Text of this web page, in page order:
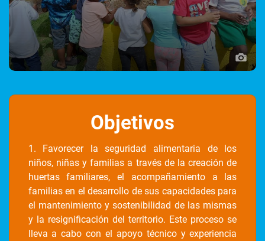
Objetivos
1. Favorecer la seguridad alimentaria de los
niños, niñas y familias a través de la creación de
huertas familiares, el acompañamiento a las
familias en el desarrollo de sus capacidades para
el mantenimiento y sostenibilidad de las mismas
y la resignificación del territorio. Este proceso se
lleva a cabo con el apoyo técnico y experiencia